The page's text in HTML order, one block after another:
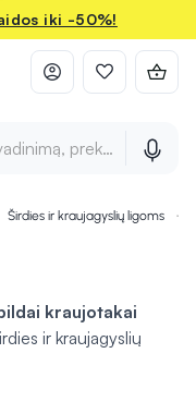
iki -50%!
prekės ženklą ir
Širdies ir kraujagyslių ligoms
kraujotakai
ir kraujagyslių
skatinant kraujotaką.
kurie jaučia